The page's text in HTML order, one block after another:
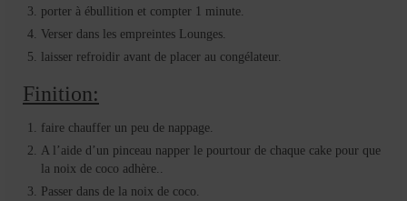
porter à ébullition et compter 1 minute.
Verser dans les empreintes Lounges.
laisser refroidir avant de placer au congélateur.
Finition:
faire chauffer un peu de nappage.
A l’aide d’un pinceau napper le pourtour de chaque cake pour que
la noix de coco adhère..
Passer dans de la noix de coco.